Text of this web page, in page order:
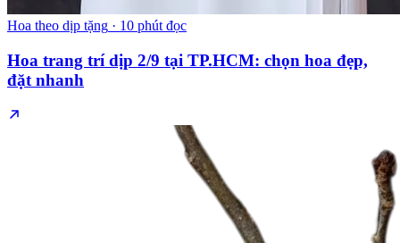
Hoa theo dịp tặng · 10 phút đọc
Hoa trang trí dịp 2/9 tại TP.HCM: chọn hoa đẹp,
đặt nhanh